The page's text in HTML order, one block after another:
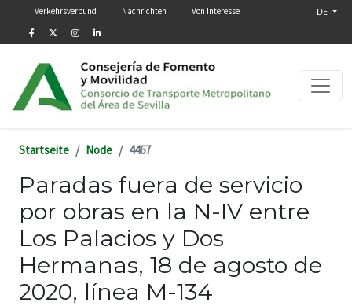
Direkt zum Inhalt
Menú secundario
Verkehrsverbund Nachrichten Von Interesse DE
Startseite Node 4467
Paradas fuera de servicio
por obras en la N-IV entre
Los Palacios y Dos
Hermanas, 18 de agosto de
2020, línea M-134